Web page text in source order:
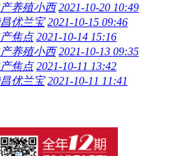
养殖小西 2021-10-20 10:49
优兰宝 2021-10-15 09:46
焦点 2021-10-14 15:16
养殖小西 2021-10-13 09:35
焦点 2021-10-11 13:42
优兰宝 2021-10-11 11:41